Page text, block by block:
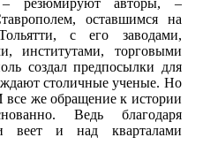
– резюмируют авторы, –
оставшимся на
с его заводами,
институтами, торговыми
создал предпосылки для
столичные ученые. Но
все же обращение к истории
Ведь благодаря
веет и над кварталами